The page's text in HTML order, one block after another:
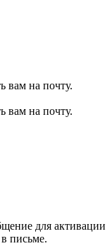
вам на почту.
вам на почту.
для активации
письме.